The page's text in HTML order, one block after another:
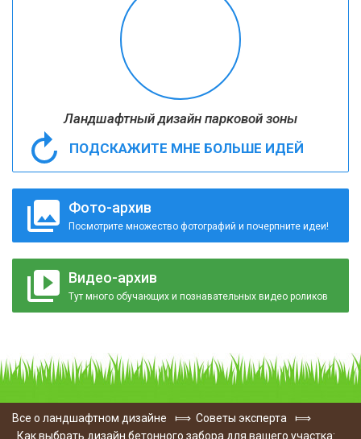
Ландшафтный дизайн парковой зоны
ПОДСКАЖИТЕ МНЕ БОЛЬШЕ ИДЕЙ
Фото-архив
Посмотрите множество фотографий и почерпните идеи!
Видео-архив
Тут много обучающих и познавательных видео роликов
Все о ландшафтном дизайне ⟾ Советы эксперта
⟾
Как выбрать дизайн бетонного забора для вашего участка: